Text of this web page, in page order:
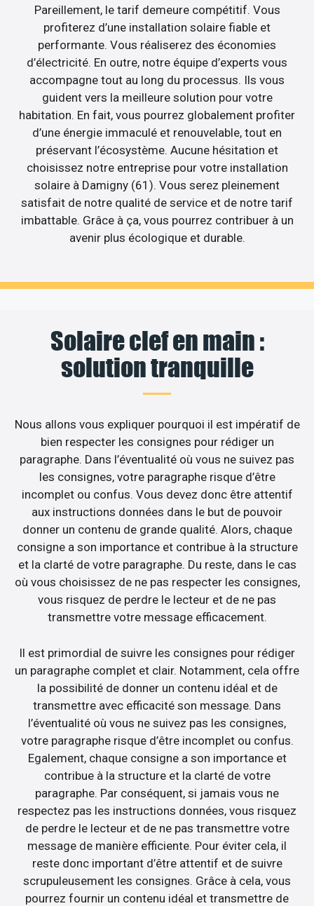
Pareillement, le tarif demeure compétitif. Vous
profiterez d’une installation solaire fiable et
performante. Vous réaliserez des économies
d’électricité. En outre, notre équipe d’experts vous
accompagne tout au long du processus. Ils vous
guident vers la meilleure solution pour votre
habitation. En fait, vous pourrez globalement profiter
d’une énergie immaculé et renouvelable, tout en
préservant l’écosystème. Aucune hésitation et
choisissez notre entreprise pour votre installation
solaire à Damigny (61). Vous serez pleinement
satisfait de notre qualité de service et de notre tarif
imbattable. Grâce à ça, vous pourrez contribuer à un
avenir plus écologique et durable.
Solaire clef en main :
solution tranquille
Nous allons vous expliquer pourquoi il est impératif de
bien respecter les consignes pour rédiger un
paragraphe. Dans l’éventualité où vous ne suivez pas
les consignes, votre paragraphe risque d’être
incomplet ou confus. Vous devez donc être attentif
aux instructions données dans le but de pouvoir
donner un contenu de grande qualité. Alors, chaque
consigne a son importance et contribue à la structure
et la clarté de votre paragraphe. Du reste, dans le cas
où vous choisissez de ne pas respecter les consignes,
vous risquez de perdre le lecteur et de ne pas
transmettre votre message efficacement.
Il est primordial de suivre les consignes pour rédiger
un paragraphe complet et clair. Notamment, cela offre
la possibilité de donner un contenu idéal et de
transmettre avec efficacité son message. Dans
l’éventualité où vous ne suivez pas les consignes,
votre paragraphe risque d’être incomplet ou confus.
Egalement, chaque consigne a son importance et
contribue à la structure et la clarté de votre
paragraphe. Par conséquent, si jamais vous ne
respectez pas les instructions données, vous risquez
de perdre le lecteur et de ne pas transmettre votre
message de manière efficiente. Pour éviter cela, il
reste donc important d’être attentif et de suivre
scrupuleusement les consignes. Grâce à cela, vous
pourrez fournir un contenu idéal et transmettre de